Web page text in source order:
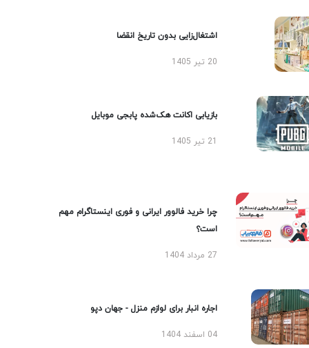
اشتغال‌زایی بدون تاریخ انقضا
20 تیر 1405
بازیابی اکانت هک‌شده پابجی موبایل
چرا خرید فالوور ایرانی و فوری اینستاگرام مهم
است؟
27 مرداد 1404
اجاره انبار برای لوازم منزل - جهان دپو
04 اسفند 1404